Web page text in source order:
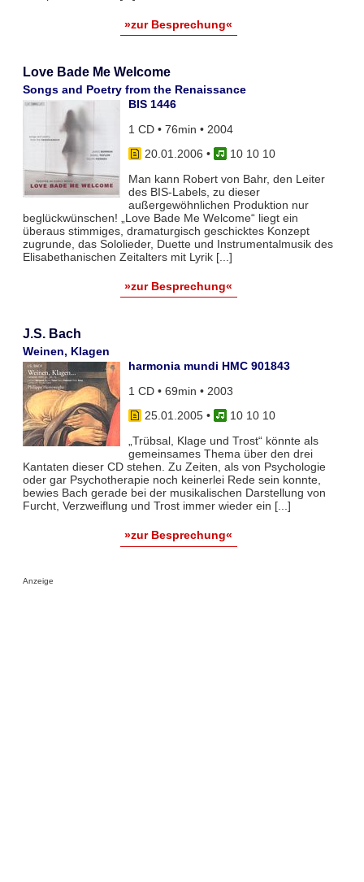
»zur Besprechung«
Love Bade Me Welcome
Songs and Poetry from the Renaissance
BIS 1446
1 CD • 76min • 2004
20.01.2006 •
10 10 10
Man kann Robert von Bahr, den Leiter
des BIS-Labels, zu dieser
außergewöhnlichen Produktion nur
beglückwünschen! „Love Bade Me Welcome“ liegt ein
überaus stimmiges, dramaturgisch geschicktes Konzept
zugrunde, das Sololieder, Duette und Instrumentalmusik des
Elisabethanischen Zeitalters mit Lyrik [...]
»zur Besprechung«
J.S. Bach
Weinen, Klagen
harmonia mundi HMC 901843
1 CD • 69min • 2003
25.01.2005•
10 10 10
„Trübsal, Klage und Trost“ könnte als
gemeinsames Thema über den drei
Kantaten dieser CD stehen. Zu Zeiten, als von Psychologie
oder gar Psychotherapie noch keinerlei Rede sein konnte,
bewies Bach gerade bei der musikalischen Darstellung von
Furcht, Verzweiflung und Trost immer wieder ein [...]
»zur Besprechung«
Anzeige